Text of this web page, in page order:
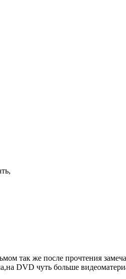
так же после прочтения
DVD чуть больше